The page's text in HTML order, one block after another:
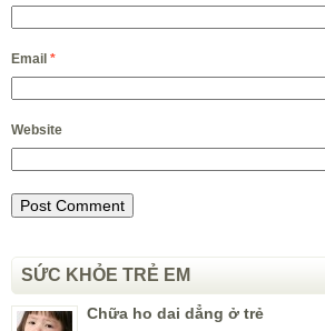
Email *
Website
SỨC KHỎE TRẺ EM
Chữa ho dai dẳng ở trẻ